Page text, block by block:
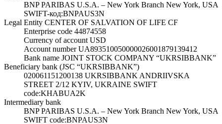
BNP PARIBAS U.S.A. – New York Branch New York, USA
SWIFT-код:BNPAUS3N
Legal Entity CENTER OF SALVATION OF LIFE CF
Enterprise code 44874558
Currency of account USD
Account number UA893510050000026001879139412
Bank name JOINT STOCK COMPANY “UKRSIBBANK”
Beneficiary bank (JSC “UKRSIBBANK”)
020061151200138 UKRSIBBANK ANDRIIVSKA
STREET 2/12 KYIV, UKRAINE SWIFT
code:KHABUA2K
Intermediary bank
BNP PARIBAS U.S.A. – New York Branch New York, USA
SWIFT code:BNPAUS3N